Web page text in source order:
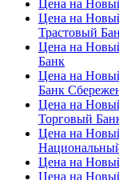
Цена на
Цена на
Трастовый
Цена на
Банк
Цена на
Банк
Цена на
Торговый
Цена на
Цена на
Цена на